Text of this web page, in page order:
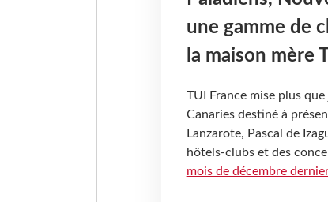
une gamme de
la maison mère
TUI France mise plus
Canaries destiné à
Lanzarote, Pascal de
hôtels-clubs et des
mois de décembre dernier